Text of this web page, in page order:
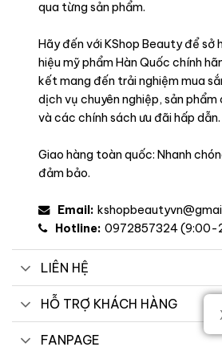
Công dụng
cần phấn má, mascara nhưng chắc
môi. Chỉ với một thỏi Son MAC Matte
lên gương mặt, vẻ đẹp của nàng tăng
và rạng rỡ hơn.
qua từng sản phẩm.
Hãy đến với KShop Beauty để sở
hiệu mỹ phẩm Hàn Quốc chính
kết mang đến trải nghiệm mua
dịch vụ chuyên nghiệp, sản phẩm
và các chính sách ưu đãi hấp dẫn.
Giao hàng toàn quốc: Nhanh
đảm bảo.
Email:
Hotline: 0972857324 (9:00-
LIÊN HỆ
HỖ TRỢ KHÁCH HÀNG
FANPAGE